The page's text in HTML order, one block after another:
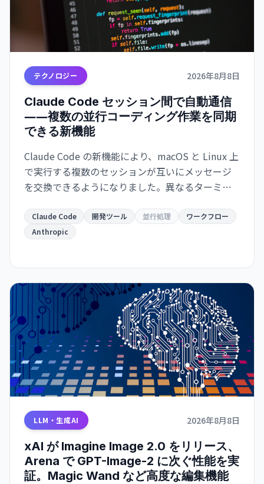
テクノロジー 2026年8月8日
Claude Code セッション間で自動通信
――複数の並行コーディング作業を同期
できる新機能
Claude Code の新機能により、macOS と Linux 上
で実行する複数のセッションが互いにメッセージ
を交換できるようになりました。異なるターミナ
し、開発ワークフローが大幅に効率化されます。
Claude Code 開発ツール 並行処理
ワークフロー
Anthropic
LLM・生成AI 2026年8月8日
xAI が Imagine Image 2.0 をリリース、
Arena で GPT-Image-2 に次ぐ性能を実
証。Magic Wand など高度な編集機能